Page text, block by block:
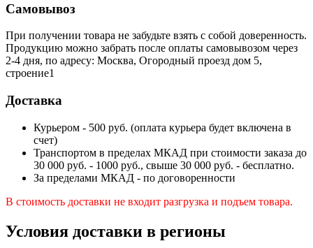
Самовывоз
При получении товара не забудьте взять с собой доверенность.
Продукцию можно забрать после оплаты самовывозом через
2-4 дня, по адресу: Москва, Огородный проезд дом 5,
строение1
Доставка
Курьером - 500 руб. (оплата курьера будет включена в
счет)
Транспортом в пределах МКАД при стоимости заказа до
30 000 руб. - 1000 руб., свыше 30 000 руб. - бесплатно.
За пределами МКАД - по договоренности
В стоимость доставки не входит разгрузка и подъем товара.
Условия доставки в регионы